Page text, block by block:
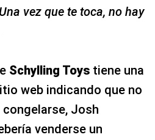
vez que te toca, no hay
Schylling Toys tiene una
web indicando que no
Josh
venderse un